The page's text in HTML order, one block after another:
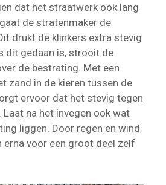
dat het straatwerk ook lang
de stratenmaker de
drukt de klinkers extra stevig
dit gedaan is, strooit de
de bestrating. Met een
zand in de kieren tussen de
ervoor dat het stevig tegen
na het invegen ook wat
liggen. Door regen en wind
erna voor een groot deel zelf